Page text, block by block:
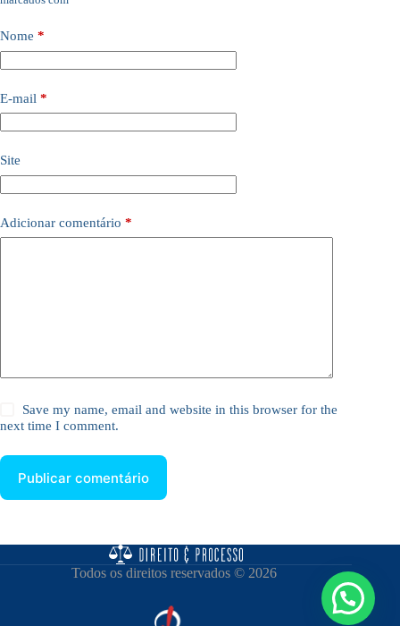
Nome *
E-mail *
Site
Adicionar comentário *
Save my name, email and website in this browser for the
next time I comment.
Publicar comentário
Todos os direitos reservados © 2026